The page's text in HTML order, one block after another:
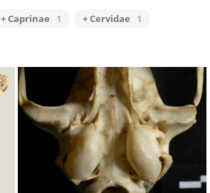
+ Caprinae 1 + Cervidae
1